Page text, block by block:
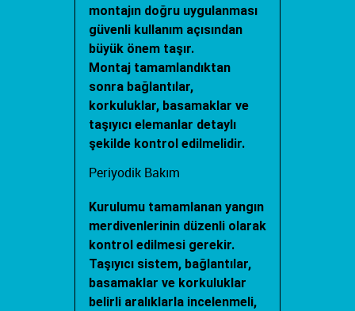
montajın doğru uygulanması
güvenli kullanım açısından
büyük önem taşır.
Montaj tamamlandıktan
sonra bağlantılar,
korkuluklar, basamaklar ve
taşıyıcı elemanlar detaylı
şekilde kontrol edilmelidir.
Periyodik Bakım
Kurulumu tamamlanan yangın
merdivenlerinin düzenli olarak
kontrol edilmesi gerekir.
Taşıyıcı sistem, bağlantılar,
basamaklar ve korkuluklar
belirli aralıklarla incelenmeli,